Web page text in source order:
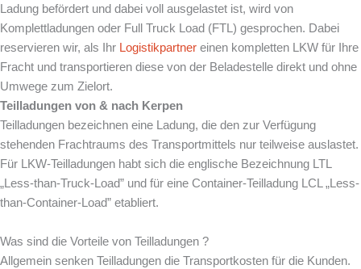
Ladung befördert und dabei voll ausgelastet ist, wird von
Komplettladungen oder Full Truck Load (FTL) gesprochen. Dabei
reservieren wir, als Ihr Logistikpartner einen kompletten LKW für Ihre
Fracht und transportieren diese von der Beladestelle direkt und ohne
Umwege zum Zielort.
Teilladungen von & nach Kerpen
Teilladungen bezeichnen eine Ladung, die den zur Verfügung
stehenden Frachtraums des Transportmittels nur teilweise auslastet.
Für LKW-Teilladungen habt sich die englische Bezeichnung LTL
„Less-than-Truck-Load” und für eine Container-Teilladung LCL „Less-
than-Container-Load” etabliert.
Was sind die Vorteile von Teilladungen ?
Allgemein senken Teilladungen die Transportkosten für die Kunden.